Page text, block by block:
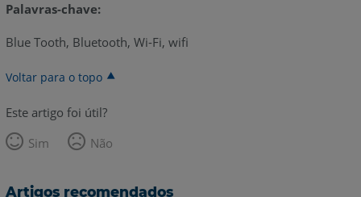
Palavras-chave:
Blue Tooth, Bluetooth, Wi-Fi, wifi
Voltar para o topo
Este artigo foi útil?
Sim
Não
Artigos recomendados